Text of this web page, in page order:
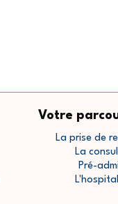
Votre
La prise de
La
Pré-